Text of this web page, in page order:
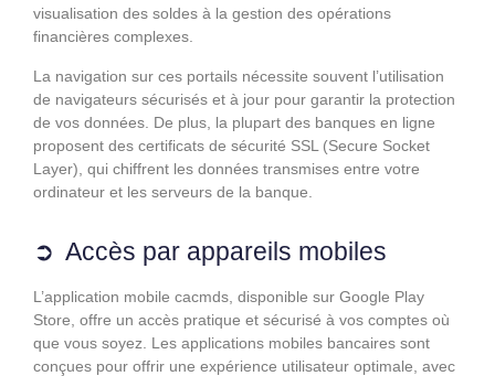
visualisation des soldes à la gestion des opérations
financières complexes.
La navigation sur ces portails nécessite souvent l’utilisation
de navigateurs sécurisés et à jour pour garantir la protection
de vos données. De plus, la plupart des banques en ligne
proposent des certificats de sécurité SSL (Secure Socket
Layer), qui chiffrent les données transmises entre votre
ordinateur et les serveurs de la banque.
Accès par appareils mobiles
L’application mobile cacmds, disponible sur Google Play
Store, offre un accès pratique et sécurisé à vos comptes où
que vous soyez. Les applications mobiles bancaires sont
conçues pour offrir une expérience utilisateur optimale, avec